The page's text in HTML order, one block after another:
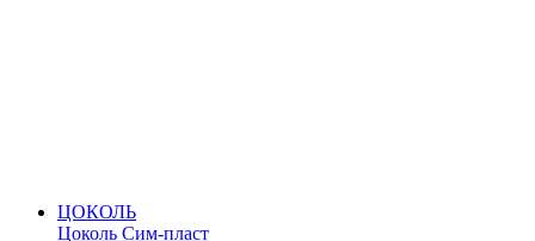
ЦОКОЛЬ
Цоколь Сим-пласт